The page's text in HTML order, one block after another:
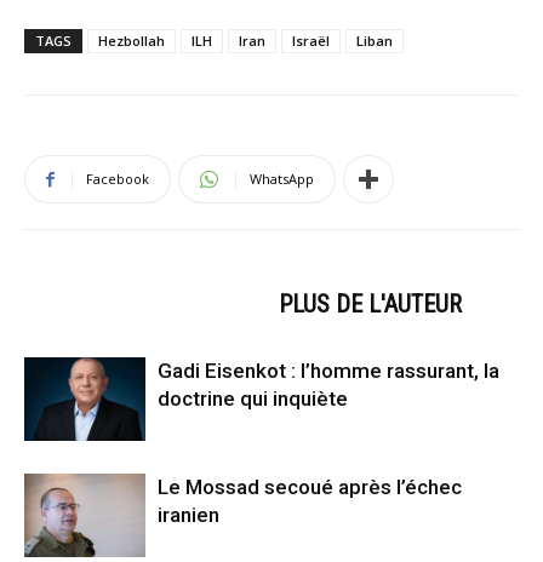
TAGS Hezbollah ILH Iran Israël Liban
Facebook WhatsApp
PLUS DE L'AUTEUR
Gadi Eisenkot : l’homme rassurant, la
doctrine qui inquiète
Le Mossad secoué après l’échec
iranien